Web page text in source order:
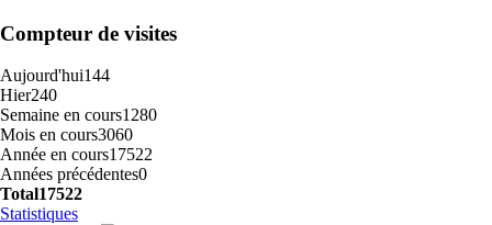
Compteur de visites
Aujourd'hui144
Hier240
Semaine en cours1280
Mois en cours3060
Année en cours17522
Années précédentes0
Total17522
Statistiques